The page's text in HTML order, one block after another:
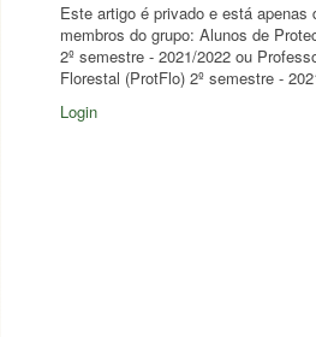
Este artigo é privado e está apenas
membros do grupo: Alunos de
2º semestre - 2021/2022 ou
Florestal (ProtFlo) 2º semestre -
Login